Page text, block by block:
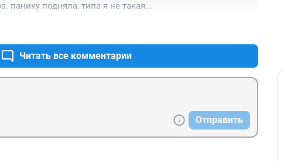
панику подняла, типа я не такая...
Читать все комментарии
Отправить